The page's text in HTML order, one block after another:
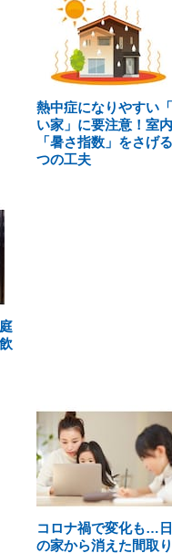
熱中症になりやすい
い家」に要注意！室
「暑さ指数」をさげ
つの工夫
コロナ禍で変化も…
の家から消えた間取り